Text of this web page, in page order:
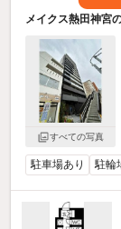
メイクス熱田神宮
すべての写真
駐車場あり 駐輪